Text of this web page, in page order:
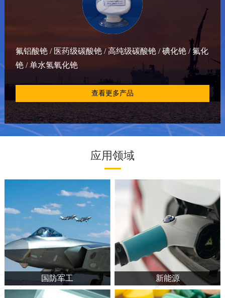
氟铝酸铯 / 医药级碳酸铯 / 高纯级碳酸铯 / 碘化铯 / 氟化
铯 / 单水氢氧化铯
查看更多产品
应用领域
国防军工 新能源